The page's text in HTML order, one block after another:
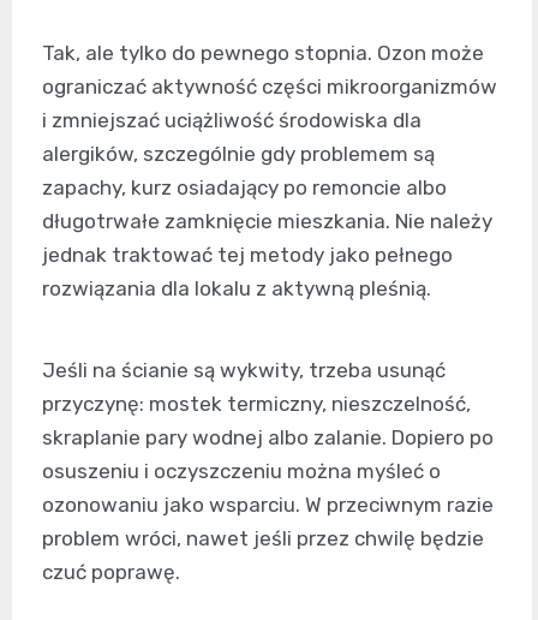
Tak, ale tylko do pewnego stopnia. Ozon może
ograniczać aktywność części mikroorganizmów
i zmniejszać uciążliwość środowiska dla
alergików, szczególnie gdy problemem są
zapachy, kurz osiadający po remoncie albo
długotrwałe zamknięcie mieszkania. Nie należy
jednak traktować tej metody jako pełnego
rozwiązania dla lokalu z aktywną pleśnią.
Jeśli na ścianie są wykwity, trzeba usunąć
przyczynę: mostek termiczny, nieszczelność,
skraplanie pary wodnej albo zalanie. Dopiero po
osuszeniu i oczyszczeniu można myśleć o
ozonowaniu jako wsparciu. W przeciwnym razie
problem wróci, nawet jeśli przez chwilę będzie
czuć poprawę.